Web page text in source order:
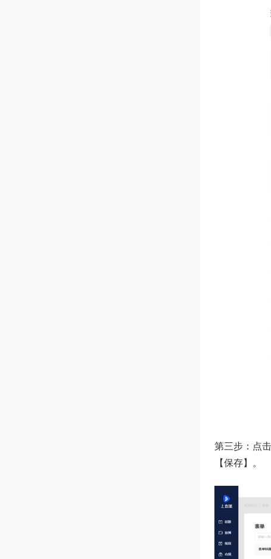
第三步：点
【保存】。